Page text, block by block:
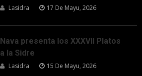
Lasidra 17 De Mayu, 2026
Nava presenta los XXXVII Platos
a la Sidre
Lasidra 15 De Mayu, 2026